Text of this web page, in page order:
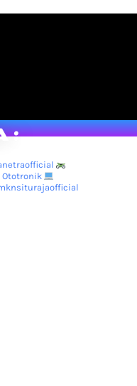
:
Ototronik